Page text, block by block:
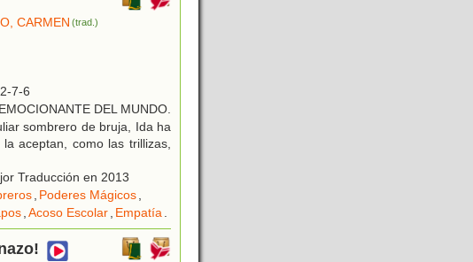
CARMEN (trad.)
7-6
DEL MUNDO.
sombrero de bruja, Ida ha
aceptan, como las trillizas,
Traducción en 2013
, Poderes Mágicos,
,Acoso Escolar, Empatía.